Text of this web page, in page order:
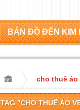
BẢN ĐỒ ĐẾN KIM
cho thuê áo
TAG "CHO THUÊ ÁO